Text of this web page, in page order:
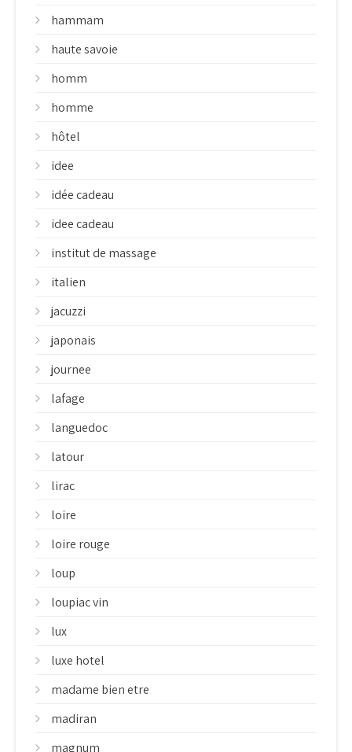
hammam
haute savoie
homm
homme
hôtel
idee
idée cadeau
idee cadeau
institut de massage
italien
jacuzzi
japonais
journee
lafage
languedoc
latour
lirac
loire
loire rouge
loup
loupiac vin
lux
luxe hotel
madame bien etre
madiran
magnum